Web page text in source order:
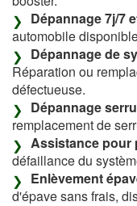
Dépannage 7j/7
automobile
Dépannage de
Réparation ou
défectueuse.
Dépannage
remplacement de
Assistance pour
défaillance du
Enlèvement
d'épave sans frais,